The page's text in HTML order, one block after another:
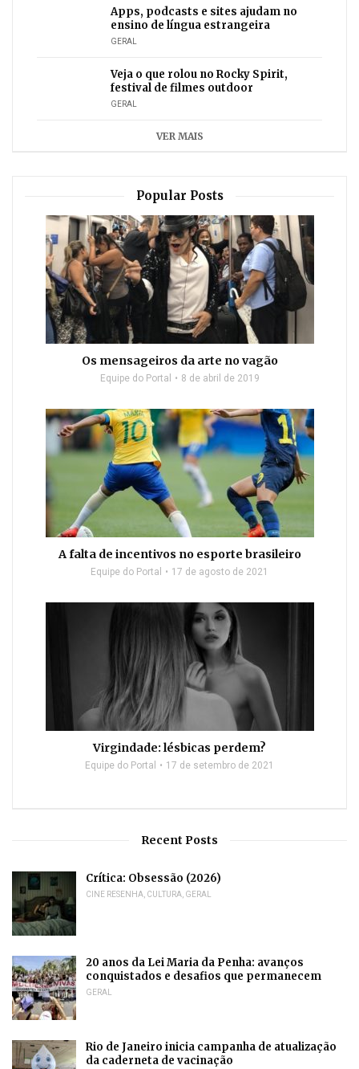
Apps, podcasts e sites ajudam no
ensino de língua estrangeira
GERAL
Veja o que rolou no Rocky Spirit,
festival de filmes outdoor
GERAL
VER MAIS
Popular Posts
Os mensageiros da arte no vagão
Equipe do Portal 8 de abril de 2019
A falta de incentivos no esporte brasileiro
Equipe do Portal 17 de agosto de 2021
Virgindade: lésbicas perdem?
Equipe do Portal 17 de setembro de 2021
Recent Posts
Crítica: Obsessão (2026)
CINE RESENHA, CULTURA, GERAL
20 anos da Lei Maria da Penha: avanços
conquistados e desafios que permanecem
GERAL
Rio de Janeiro inicia campanha de atualização
da caderneta de vacinação